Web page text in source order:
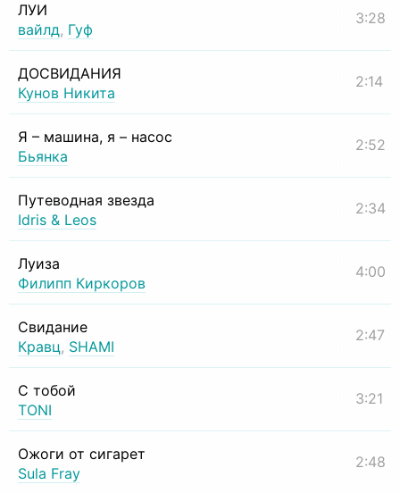
ЛУИ
вайлд, Гуф
3:28
ДОСВИДАНИЯ
Кунов Никита
2:14
Я – машина, я – насос
Бьянка
2:52
Путеводная звезда
Idris & Leos
2:34
Луиза
Филипп Киркоров
4:00
Свидание
Кравц, SHAMI
2:47
С тобой
TONI
3:21
Ожоги от сигарет
Sula Fray
2:48